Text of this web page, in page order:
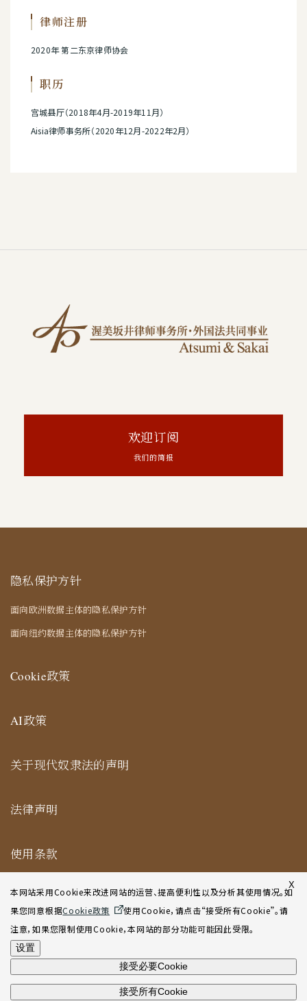
律师注册
2020年 第二东京律师协会
职历
宫城县厅（2018年4月-2019年11月）
Aisia律师事务所（2020年12月-2022年2月）
欢迎订阅
我们的简报
隐私保护方针
面向欧洲数据主体的隐私保护方针
面向纽约数据主体的隐私保护方针
Cookie政策
AI政策
关于现代奴隶法的声明
法律声明
使用条款
网站地图
©2001-2026 Atsumi & Sakai
X
本网站采用Cookie来改进网站的运营、提高便利性以及分析其使用情况。如
果您同意根据Cookie政策
使用Cookie，请点击“接受所有Cookie”。请
注意，如果您限制使用Cookie，本网站的部分功能可能因此受限。
设置
接受必要Cookie
接受所有Cookie